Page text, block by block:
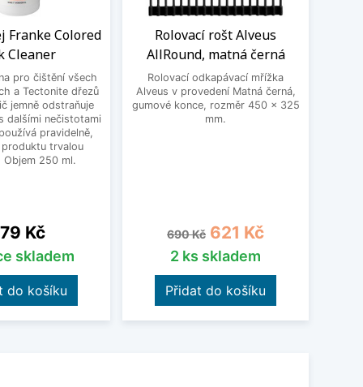
Franke Colored
Cleaner
pro čištění všech
a Tectonite dřezů
jemně odstraňuje
dalšími nečistotami
pravidelně,
trvalou
Objem 250 ml.
Kč
skladem
do košíku
Rolovací rošt Alveus
AllRound, matná černá
Rolovací odkapávací mřížka
Alveus v provedení Matná černá,
gumové konce, rozměr 450 x 325
mm.
Běžná cena
690 Kč Cena
621 Kč
2 ks skladem
Přidat do košíku